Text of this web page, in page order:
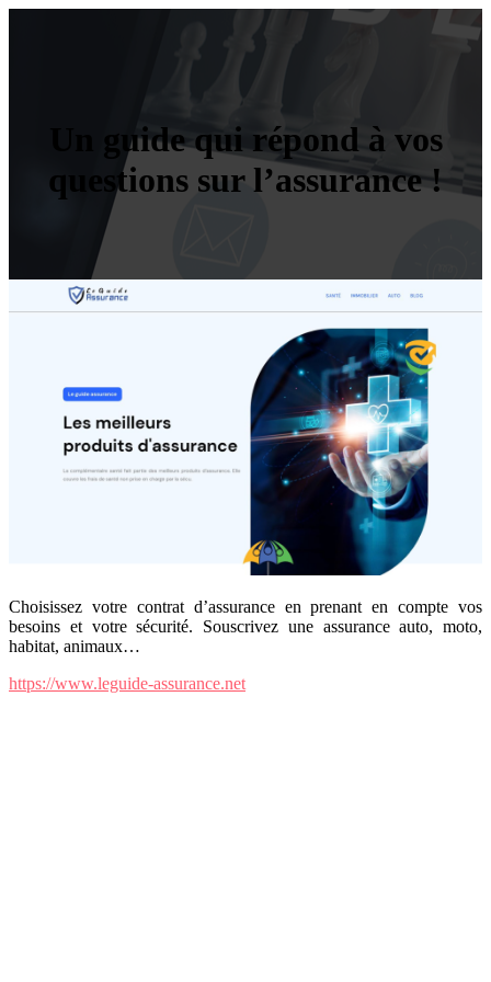
Un guide qui répond à vos
questions sur l’assurance !
Choisissez votre contrat d’assurance en prenant en compte vos
besoins et votre sécurité. Souscrivez une assurance auto, moto,
habitat, animaux…
https://www.leguide-assurance.net